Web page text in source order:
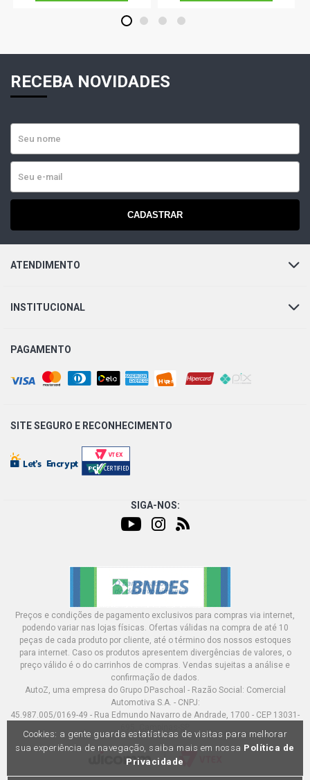
1 2 3 4
RECEBA NOVIDADES
CADASTRAR
ATENDIMENTO
INSTITUCIONAL
PAGAMENTO
SITE SEGURO E RECONHECIMENTO
SIGA-NOS:
Preços e condições de pagamento exclusivos para compras via internet,
podendo variar nas lojas físicas. Ofertas válidas na compra de até 10
peças de cada produto por cliente, até o término dos nossos estoques
para internet. Caso os produtos apresentem divergências de valores, o
preço válido é o do carrinhos de compras. Vendas sujeitas a análise e
confirmação de dados.
AutoZ, uma empresa do Grupo DPaschoal - Razão Social: Comercial
Automotiva S.A. - CNPJ:
45.987.005/0169-49 - Rua Edmundo Navarro de Andrade, 1700 - CEP 13031-
Cookies: a gente guarda estatísticas de visitas para melhorar
sua experiência de navegação, saiba mais em nossa Política de
Privacidade